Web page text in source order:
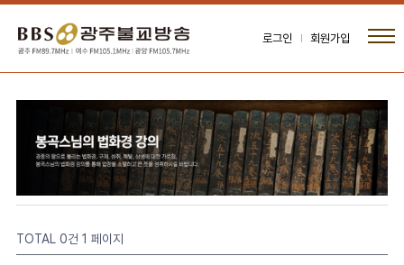
로그인 회원가입
TOTAL 0건 1 페이지